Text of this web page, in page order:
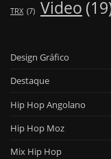
TRX (7) Video
Design Gráfico
Destaque
Hip Hop Angolano
Hip Hop Moz
Mix Hip Hop